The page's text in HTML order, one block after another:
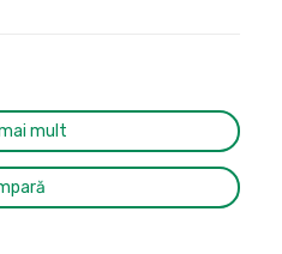
mult